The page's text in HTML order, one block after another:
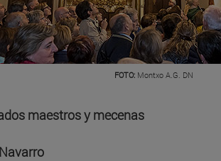
FOTO:Montxo A.G. DN
maestros y mecenas